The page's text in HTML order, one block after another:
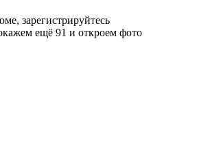
зарегистрируйтесь
ещё 91 и откроем фото